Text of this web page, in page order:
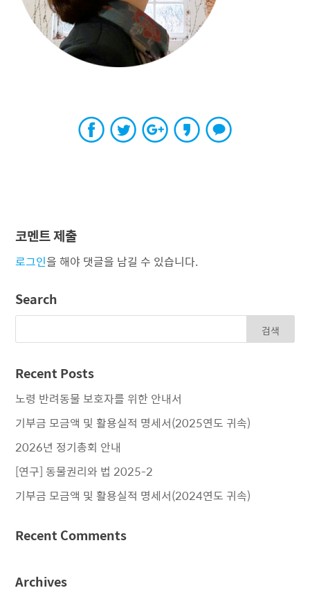
코멘트 제출
로그인을 해야 댓글을 남길 수 있습니다.
Search
Recent Posts
노령 반려동물 보호자를 위한 안내서
기부금 모금액 및 활용실적 명세서(2025연도 귀속)
2026년 정기총회 안내
[연구] 동물권리와 법 2025-2
기부금 모금액 및 활용실적 명세서(2024연도 귀속)
Recent Comments
Archives